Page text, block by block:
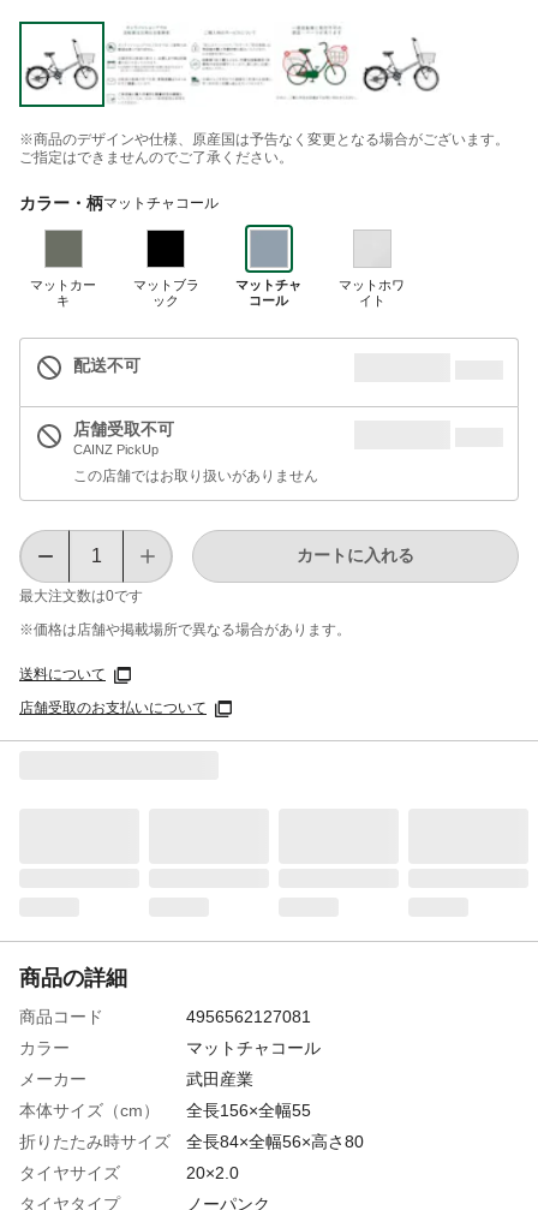
※商品のデザインや仕様、原産国は予告なく変更となる場合がございます。
ご指定はできませんのでご了承ください。
カラー・柄マットチャコール
マットカー
キ
マットブラ
ック
マットチャ
コール
マットホワ
イト
配送不可
店舗受取不可
CAINZ PickUp
この店舗ではお取り扱いがありません
最大注文数は0です
カートに入れる
※価格は​店舗や​掲載場所で​異なる​場合が​あります。
送料について
店舗受取のお支払いについて
商品の詳細
商品コード
4956562127081
カラー
マットチャコール
メーカー
武田産業
本体サイズ（cm）
全長156×全幅55
折りたたみ時サイズ
全長84×全幅56×高さ80
タイヤサイズ
20×2.0
タイヤタイプ
ノーパンク